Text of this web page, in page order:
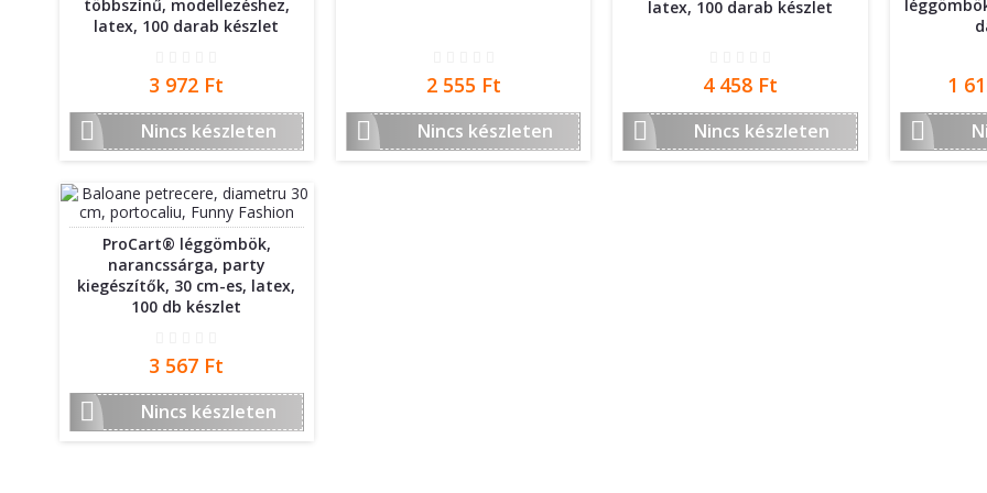
többszínű, modellezéshez,
latex, 100 darab készlet
Ár
3 972 Ft
 Nincs készleten
Ár
2 555 Ft
 Nincs készleten
latex, 100 darab készlet
Ár
4 458 Ft
 Nincs készleten
Ár
1

ProCart® léggömbök,
narancssárga, party
kiegészítők, 30 cm-es, latex,
100 db készlet
Ár
3 567 Ft
 Nincs készleten